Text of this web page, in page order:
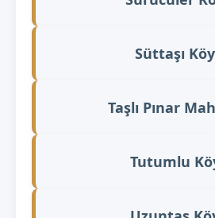
Süttaşı
Taşlı Pınar
Tutumlu